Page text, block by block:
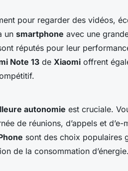
pour regarder des vidéos,
un smartphone avec une
réputés pour leur
Note 13 de Xiaomi offrent
autonomie est cruciale.
de réunions, d’appels et d’e-
sont des choix populaires
de la consommation d’énergie.